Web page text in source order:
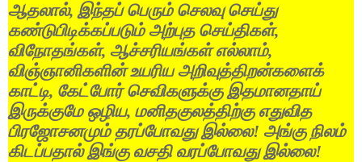
ஆதலால், இந்தப் பெரும் செலவு செய்து
கண்டுபிடிக்கப்படும் அற்புத செய்திகள்,
விநோதங்கள், ஆச்சரியங்கள் எல்லாம்,
விஞ்ஞானிகளின் உயரிய அறிவுத்திறன்களைக்
காட்டி, கேட்போர் செவிகளுக்கு இதமானதாய்
இருக்குமே ஒழிய, மனிதகுலத்திற்கு எதுவித
பிரஜோசனமும் தரப்போவது இல்லை! அங்கு நிலம்
கிடப்பதால் இங்கு வசதி வரப்போவது இல்லை!